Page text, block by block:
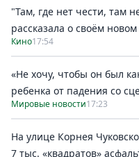
"Там, где нет чести, там
рассказала о своём
Кино17:54
«Не хочу, чтобы он был
ребенка от падения со
Мировые новости17:23
На улице Корнея
7 тыс. «квадратов»